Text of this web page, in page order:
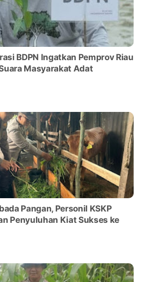
BDPN Ingatkan Pemprov Riau
Masyarakat Adat
Pangan, Personil KSKP
Penyuluhan Kiat Sukses ke